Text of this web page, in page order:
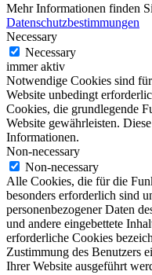
Mehr Informationen finden
Datenschutzbestimmungen
Necessary
Necessary
immer aktiv
Notwendige Cookies sind
Website unbedingt
Cookies, die grundlegende
Website gewährleisten.
Informationen.
Non-necessary
Non-necessary
Alle Cookies, die für die
besonders erforderlich sind
personenbezogener Daten
und andere eingebettete
erforderliche Cookies
Zustimmung des Benutzers
Ihrer Website ausgeführt